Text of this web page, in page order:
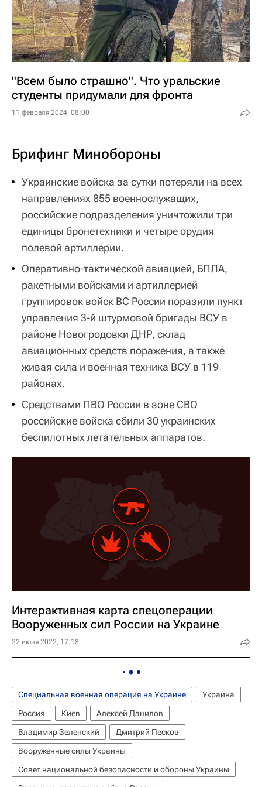
"Всем было страшно". Что уральские
студенты придумали для фронта
11 февраля 2024, 08:00
Брифинг Минобороны
Украинские войска за сутки потеряли на всех
направлениях 855 военнослужащих,
российские подразделения уничтожили три
единицы бронетехники и четыре орудия
полевой артиллерии.
Оперативно-тактической авиацией, БПЛА,
ракетными войсками и артиллерией
группировок войск ВС России поразили пункт
управления 3-й штурмовой бригады ВСУ в
районе Новогродовки ДНР, склад
авиационных средств поражения, а также
живая сила и военная техника ВСУ в 119
районах.
Средствами ПВО России в зоне СВО
российские войска сбили 30 украинских
беспилотных летательных аппаратов.
Интерактивная карта спецоперации
Вооруженных сил России на Украине
22 июня 2022, 17:18
Специальная военная операция на Украине
Украина
Россия
Киев
Алексей Данилов
Владимир Зеленский
Дмитрий Песков
Вооруженные силы Украины
Совет национальной безопасности и обороны Украины